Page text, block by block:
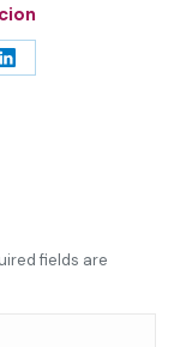
Share
fields are